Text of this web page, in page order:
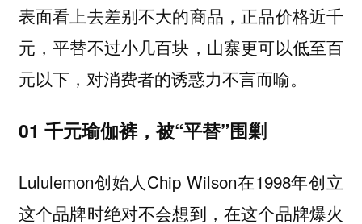
表面看上去差别不大的商品，正品价格近千
元，平替不过小几百块，山寨更可以低至百
元以下，对消费者的诱惑力不言而喻。
01 千元瑜伽裤，被“平替”围剿
Lululemon创始人Chip Wilson在1998年创立
这个品牌时绝对不会想到，在这个品牌爆火